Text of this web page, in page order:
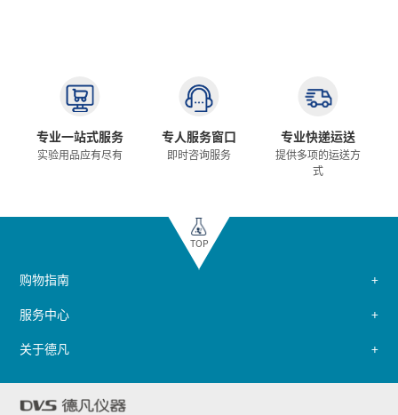
专业一站式服务
实验用品应有尽有
专人服务窗口
即时咨询服务
专业快递运送
提供多项的运送方
式
TOP
购物指南
服务中心
关于德凡